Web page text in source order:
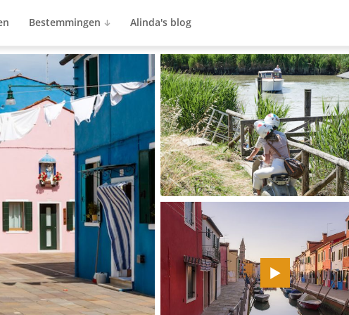
Bestemmingen Alinda's blog